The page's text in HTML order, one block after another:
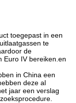
toegepast in een
te
de
IV bereiken. en
in China een
deze al
jaar een verslag